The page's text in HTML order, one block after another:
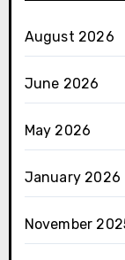
August 2026
June 2026
May 2026
January 2026
November